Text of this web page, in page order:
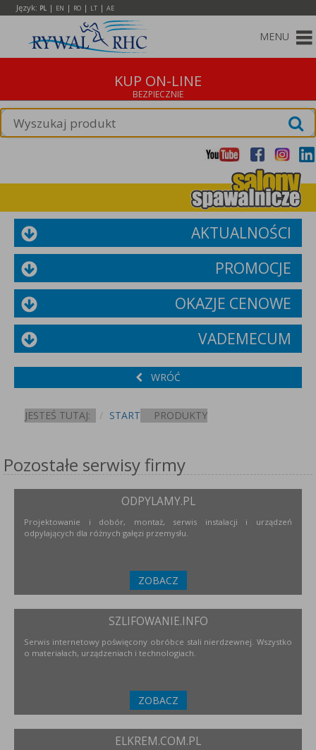
Język: PL | EN | RO | LT | AE
MENU
KUP ON-LINE
AKTUALNOŚCI
PROMOCJE
OKAZJE CENOWE
VADEMECUM
WRÓĆ
JESTEŚ TUTAJ: START PRODUKTY
Pozostałe serwisy firmy
ODPYLAMY.PL
Projektowanie i dobór, montaż, serwis instalacji i urządzeń
odpylających dla różnych gałęzi przemysłu.
ZOBACZ
SZLIFOWANIE.INFO
Serwis internetowy poświęcony obróbce stali nierdzewnej. Wszystko
o materiałach, urządzeniach i technologiach.
ZOBACZ
ELKREM.COM.PL